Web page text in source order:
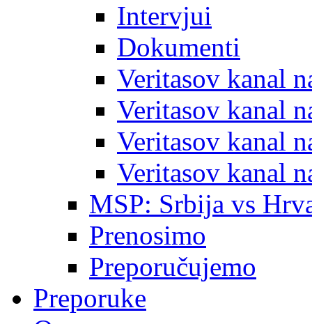
Intervjui
Dokumenti
Veritasov kanal
Veritasov kanal
Veritasov kanal
Veritasov kanal
MSP: Srbija vs
Prenosimo
Preporučujemo
Preporuke